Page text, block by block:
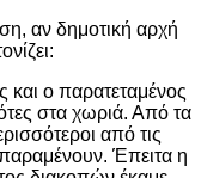
αν δημοτική αρχή
και ο παρατεταμένος
στα χωριά. Από τα
από τις
Έπειτα η